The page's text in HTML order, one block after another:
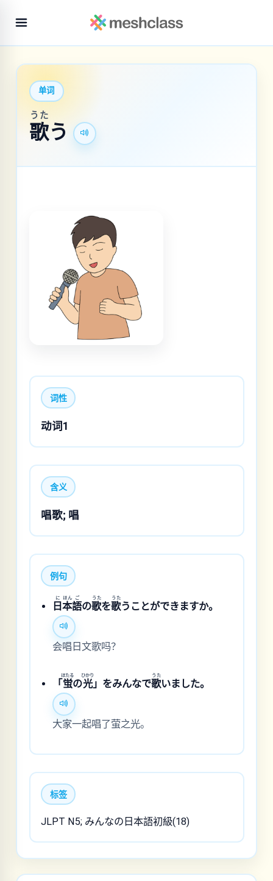
单词
歌
うた
う
词性
动词1
含义
唱歌; 唱
例句
日
に
本
ほん
語
ご
の歌
うた
を歌
うた
うことができますか。
会唱日文歌吗？
「蛍
ほたる
の光
ひかり
」をみんなで歌
うた
いました。
大家一起唱了萤之光。
标签
JLPT N5; みんなの日本語初級(18)